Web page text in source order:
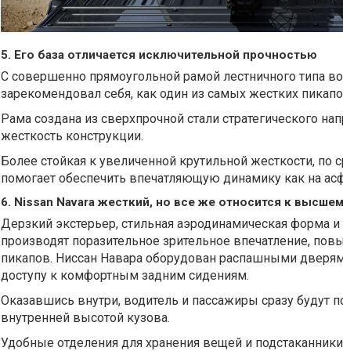
5. Его база отличается исключительной прочностью
С совершенно прямоугольной рамой лестничного типа
зарекомендовал себя, как один из самых жестких
Рама создана из сверхпрочной стали стратегического
жесткость конструкции.
Более стойкая к увеличенной крутильной жесткости,
помогает обеспечить впечатляющую динамику как на
6. Nissan Navara жесткий, но все же относится к
Дерзкий экстерьер, стильная аэродинамическая форма
производят поразительное зрительное впечатление,
пикапов. Ниссан Навара оборудован распашными
доступу к комфортным задним сидениям.
Оказавшись внутри, водитель и пассажиры сразу будут
внутренней высотой кузова.
Удобные отделения для хранения вещей и